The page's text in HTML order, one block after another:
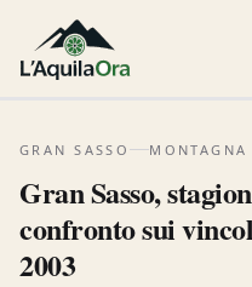
GRAN SASSO MONTAGNA
Gran Sasso,
confronto sui
2003